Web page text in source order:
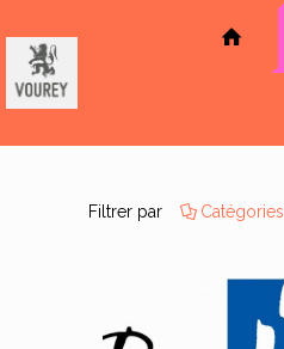
Filtrer par Catégories